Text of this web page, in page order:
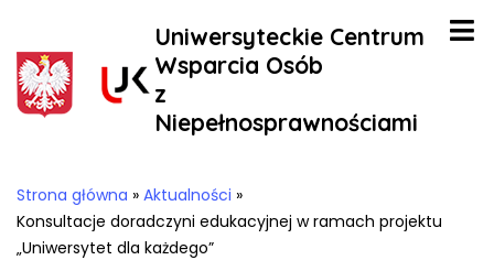
Uniwersyteckie Centrum
Wsparcia Osób
z
Niepełnosprawnościami
Strona główna » Aktualności »
Konsultacje doradczyni edukacyjnej w ramach projektu
„Uniwersytet dla każdego”